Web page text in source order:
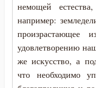
Богопознание
Богоугождение
Болезнь
Борьба
немощей
например:
произрастающее
удовлетворению
же искусство, а
что необходимо